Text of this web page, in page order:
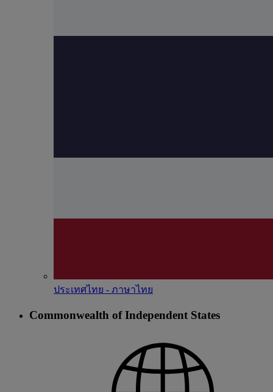
ประเทศไทย - ภาษาไทย
Commonwealth of Independent States